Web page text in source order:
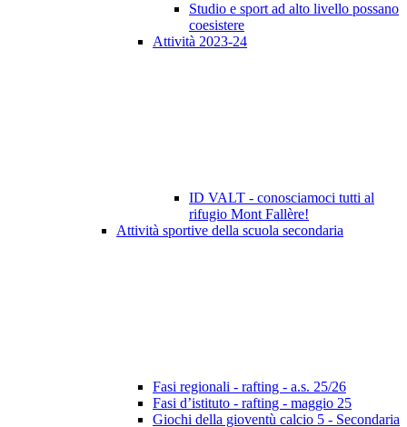
Studio e sport ad alto livello possano
coesistere
Attività 2023-24
ID VALT - conosciamoci tutti al
rifugio Mont Fallère!
Attività sportive della scuola secondaria
Fasi regionali - rafting - a.s. 25/26
Fasi d’istituto - rafting - maggio 25
Giochi della gioventù calcio 5 - Secondaria